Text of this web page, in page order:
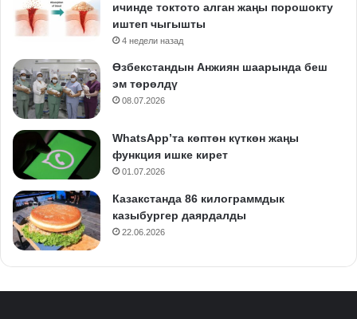
ичинде токтото алган жаңы порошокту
иштеп чыгышты
4 недели назад
Өзбекстандын Анжиян шаарында беш
эм төрөлдү
08.07.2026
WhatsApp’та көптөн күткөн жаңы
функция ишке кирет
01.07.2026
Казакстанда 86 килограммдык
казыбургер даярдалды
22.06.2026